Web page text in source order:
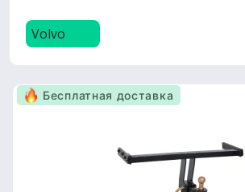
Volvo
Бесплатная доставка